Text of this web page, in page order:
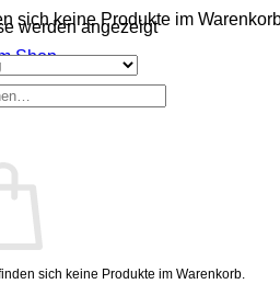
sich keine Produkte im
Shop
sich keine Produkte im Warenkorb.
werden angezeigt